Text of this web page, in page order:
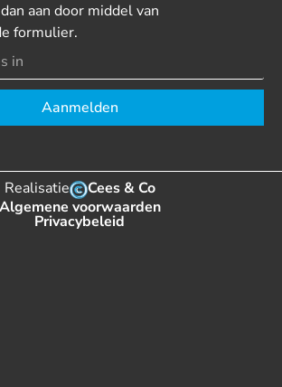
aan door middel van
formulier.
Aanmelden
Realisatie
Cees & Co
Algemene voorwaarden
Privacybeleid